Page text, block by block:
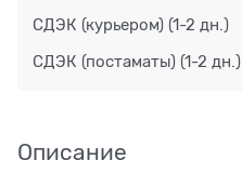
СДЭК (курьером) (1-2 дн.)
СДЭК (постаматы) (1-2 дн.)
Описание